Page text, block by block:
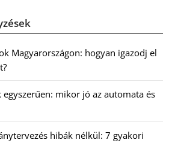
Magyarországon: hogyan igazodj el
mikor jó az automata és
hibák nélkül: 7 gyakori